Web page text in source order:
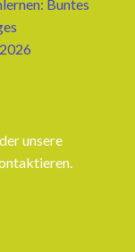
Buntes
unsere